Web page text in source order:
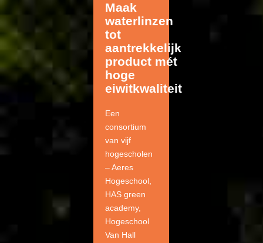
Maak
waterlinzen
tot
aantrekkelijk
product mét
hoge
eiwitkwaliteit
Een
consortium
van vijf
hogescholen
– Aeres
Hogeschool,
HAS green
academy,
Hogeschool
Van Hall